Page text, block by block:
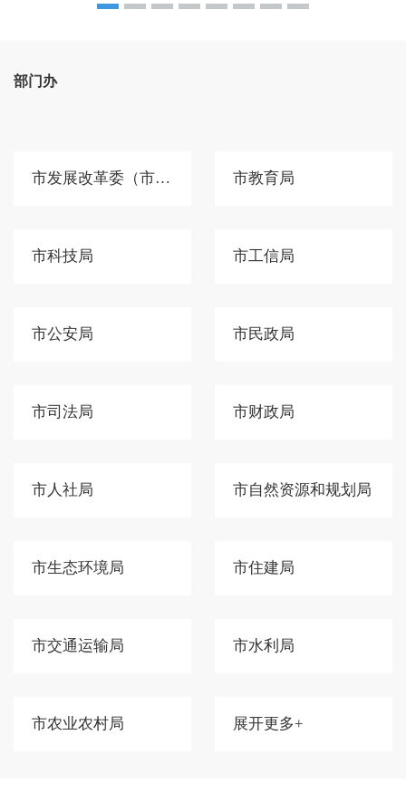
部门办
市发展改革委（市国动办） 市教育局
市科技局 市工信局
市公安局 市民政局
市司法局 市财政局
市人社局 市自然资源和规划局
市生态环境局 市住建局
市交通运输局 市水利局
市农业农村局 展开更多+